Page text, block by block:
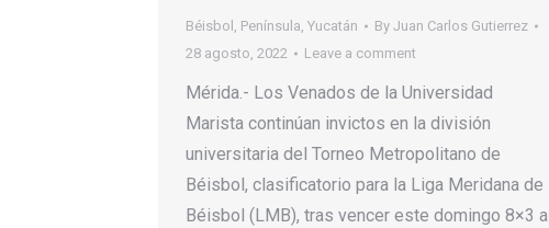
Béisbol , Península, Yucatán By Juan Carlos Gutierrez
28 agosto, 2022
Leave a comment
Mérida.- Los Venados de la Universidad
Marista continúan invictos en la división
universitaria del Torneo Metropolitano de
Béisbol, clasificatorio para la Liga Meridana de
Béisbol (LMB), tras vencer este domingo 8×3 a